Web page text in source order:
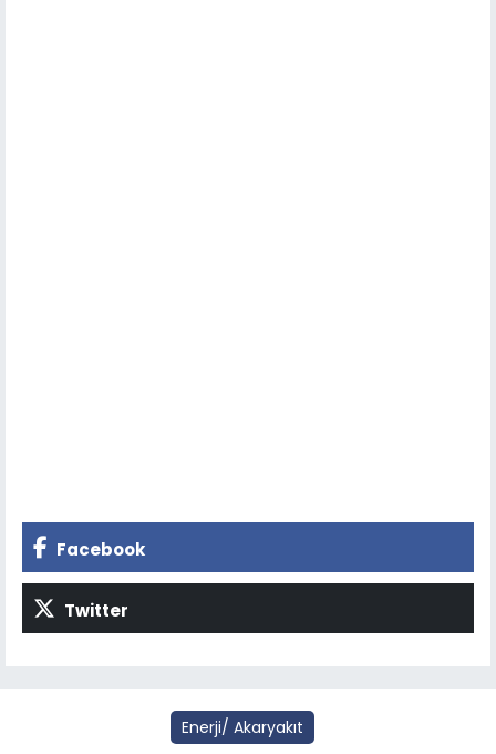
Facebook
Twitter
Enerji/ Akaryakıt